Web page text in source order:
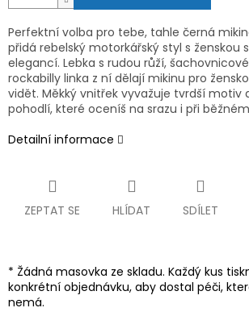
Perfektní volba pro tebe, tahle černá
přidá rebelský motorkářský styl s ženskou
elegancí. Lebka s rudou růží,
rockabilly linka z ní dělají mikinu pro
vidět. Měkký vnitřek vyvažuje tvrdší motiv
pohodlí, které oceníš na srazu i při
Detailní informace
ZEPTAT SE HLÍDAT SDÍLET
* Žádná masovka ze skladu. Každý kus
konkrétní objednávku, aby dostal péči,
nemá.